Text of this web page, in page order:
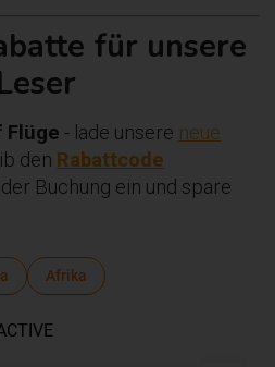
für unsere
Flüge - lade unsere neue
den Rabattcode
Buchung ein und spare